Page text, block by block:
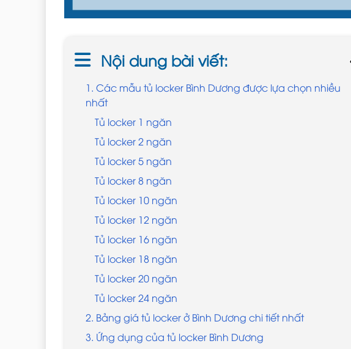
Nội dung bài viết:
1. Các mẫu tủ locker Bình Dương được lựa chọn nhiều
nhất
Tủ locker 1 ngăn
Tủ locker 2 ngăn
Tủ locker 5 ngăn
Tủ locker 8 ngăn
Tủ locker 10 ngăn
Tủ locker 12 ngăn
Tủ locker 16 ngăn
Tủ locker 18 ngăn
Tủ locker 20 ngăn
Tủ locker 24 ngăn
2. Bảng giá tủ locker ở Bình Dương chi tiết nhất
3. Ứng dụng của tủ locker Bình Dương